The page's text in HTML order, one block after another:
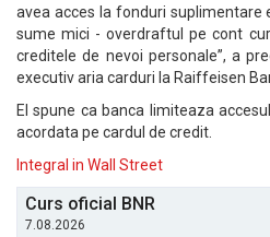
avea acces la fonduri
sume mici - overdraftul pe cont
creditele de nevoi personale”, a
executiv aria carduri la Raiffeisen
El spune ca banca limiteaza
acordata pe cardul de credit.
Integral in Wall Street
Curs oficial BNR
7.08.2026